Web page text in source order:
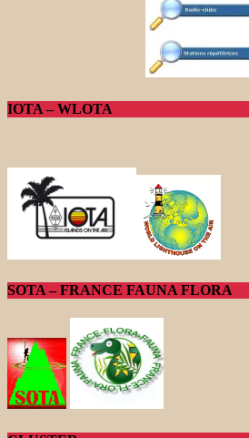
IOTA – WLOTA
SOTA – FRANCE FAUNA FLORA